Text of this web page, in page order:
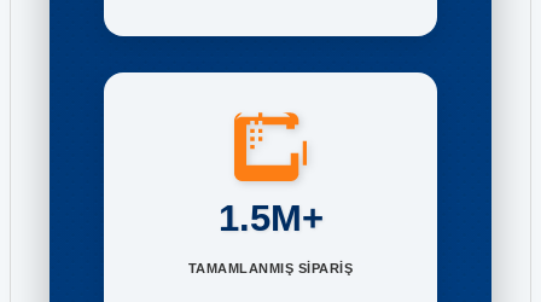
1.5M+
TAMAMLANMIŞ SİPARİŞ